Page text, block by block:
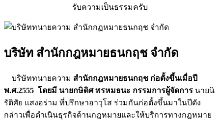
รับความเป็นธรรมครับ
บริษัท สำนักกฎหมายธนกฤช จำกัด
บริษัททนายความ สำนักกฎหมายธนกฤช ก่อตั้งขึ้นเมื่อปี
พ.ศ.2555 โดยมี นายกษิดิศ พรหมธนะ กรรมการผู้จัดการ นายนิ
รัติศัย แสงอร่าม ที่ปรึกษาอาวุโส ร่วมกันก่อตั้งขึ้นมาในปีดัง
กล่าวเพื่อดำเนินธุรกิจด้านกฎหมายและให้บริการทางกฎหมาย